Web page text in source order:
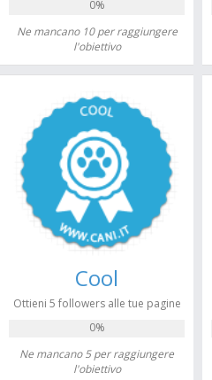
0%
Ne mancano 10 per raggiungere
l'obiettivo
Cool
Ottieni 5 followers alle tue pagine
0%
Ne mancano 5 per raggiungere
l'obiettivo